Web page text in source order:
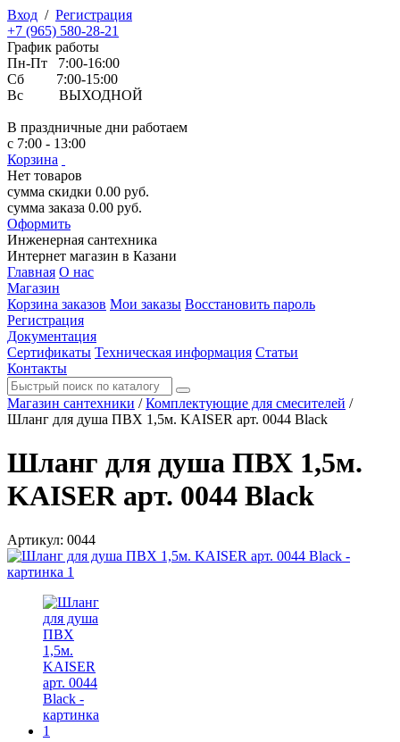
Вход / Регистрация
+7 (965) 580-28-21
График работы
Пн-Пт 7:00-16:00
Сб 7:00-15:00
Вс ВЫХОДНОЙ
В праздничные дни работаем
с 7:00 - 13:00
Корзина
Нет товаров
сумма скидки 0.00 руб.
сумма заказа 0.00 руб.
Оформить
Инженерная сантехника
Интернет магазин в Казани
Главная О нас
Магазин
Корзина заказов Мои заказы Восстановить пароль
Регистрация
Документация
Сертификаты Техническая информация Статьи
Контакты
Магазин сантехники / Комплектующие для смесителей /
Шланг для душа ПВХ 1,5м. KAISER арт. 0044 Black
Шланг для душа ПВХ 1,5м.
KAISER арт. 0044 Black
Артикул: 0044